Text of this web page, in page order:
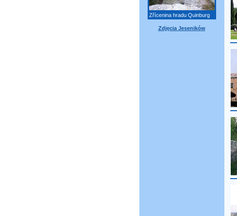
Zřícenina hradu Quinburg
Zdjęcia Jeseników